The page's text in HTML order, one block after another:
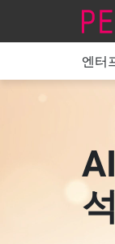
엔터
석